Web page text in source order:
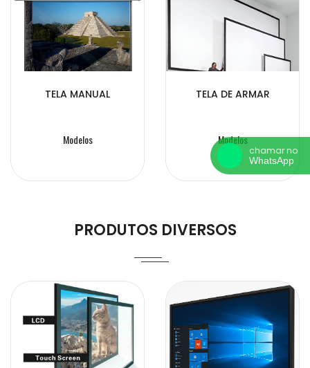
TELA MANUAL
Modelos
TELA DE ARMAR
Modelos
PRODUTOS DIVERSOS